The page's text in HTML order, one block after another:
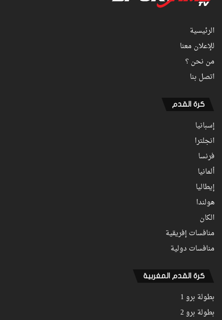
الرئيسية
للإعلان معنا
من نحن ؟
اتصل بنا
كرة القدم
إسبانيا
انجلترا
فرنسا
ألمانيا
إيطاليا
هولندا
الكان
منافسات إفريقية
منافسات دولية
كرة القدم المغربية
بطولة برو 1
بطولة برو 2